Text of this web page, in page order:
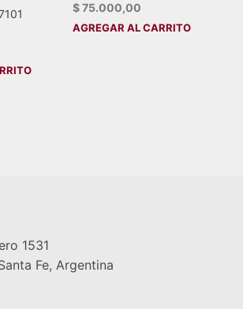
$75.000,00
AGREGAR AL CARRITO
1531
Fe, Argentina